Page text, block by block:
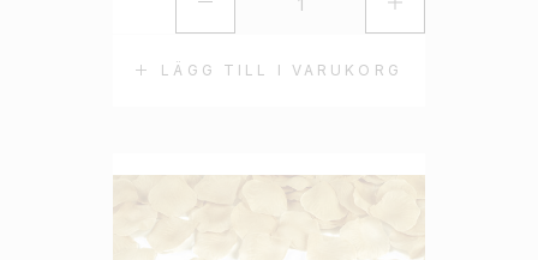
LÄGG TILL I VARUKORG